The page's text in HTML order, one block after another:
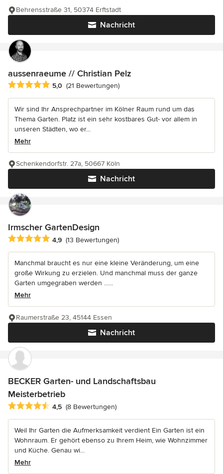
Nachricht
Behrensstraße 31, 50374 Erftstadt
aussenraeume // Christian Pelz
Durchschnittliche Bewertung: 5 von 5 Sternen
5,0 (21 Bewertungen)
Wir sind Ihr Ansprechpartner im Kölner Raum rund um das
Thema Garten. Platz ist ein sehr kostbares Gut- vor allem in
unseren Städten, wo er...
Mehr
Nachricht
Schenkendorfstr. 27a, 50667 Köln
Irmscher GartenDesign
Durchschnittliche Bewertung: 4.9 von 5 Sternen
4,9 (13 Bewertungen)
Manchmal braucht es nur eine kleine Veränderung, um eine
große Wirkung zu erzielen. Und manchmal muss der ganze
Garten umgegraben werden ......
Mehr
Nachricht
Raumerstraße 23, 45144 Essen
BECKER Garten- und Landschaftsbau
Meisterbetrieb
Durchschnittliche Bewertung: 4.5 von 5 Sternen
4,5 (8 Bewertungen)
Weil Ihr Garten die Aufmerksamkeit verdient Ein Garten ist ein
Wohnraum. Er gehört ebenso zu Ihrem Heim, wie Wohnzimmer
und Küche. Genau wi...
Mehr